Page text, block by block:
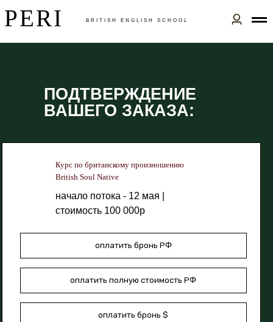
PERI BRITISH ENGLISH SСHOOL
начало потока - 12 мая |
стоимость 100 000р
оплатить бронь РФ
оплатить бронь $
оплатить полную стоимость РФ
Курс по британскому произношению
British Soul Native
ПОДТВЕРЖДЕНИЕ
ВАШЕГО ЗАКАЗА: